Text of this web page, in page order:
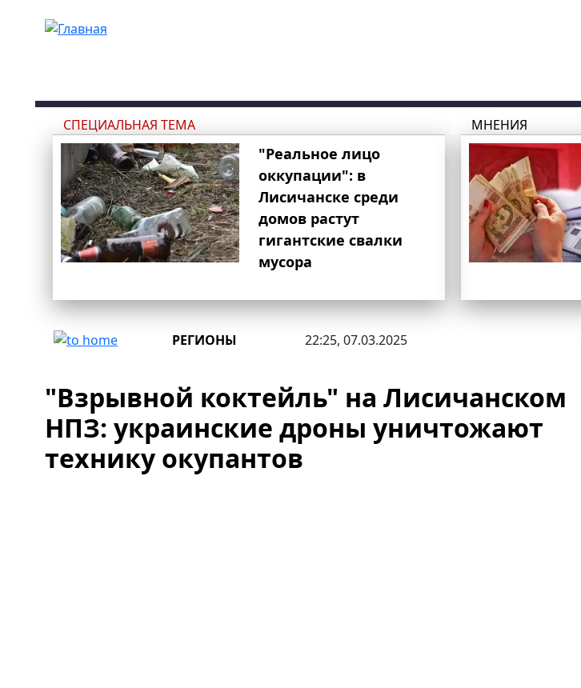
СПЕЦИАЛЬНАЯ ТЕМА
"Реальное лицо
оккупации": в
Лисичанске среди
домов растут
гигантские свалки
мусора
МНЕНИЯ
РЕГИОНЫ 22:25, 07.03.2025
"Взрывной коктейль" на Лисичанском
НПЗ: украинские дроны уничтожают
технику окупантов